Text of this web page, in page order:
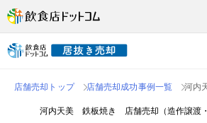
店舗売却トップ 店舗売却成功事例一覧 河内
河内天美 鉄板焼き 店舗売却（造作譲渡